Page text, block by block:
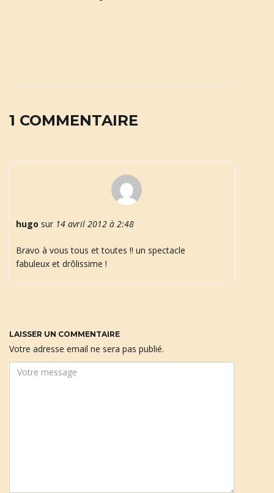
1 COMMENTAIRE
hugo sur 14 avril 2012 à 2:48
Bravo à vous tous et toutes !! un spectacle
fabuleux et drôlissime !
LAISSER UN COMMENTAIRE
Votre adresse email ne sera pas publié.